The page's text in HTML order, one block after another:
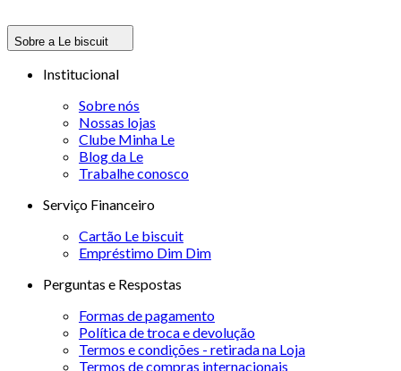
Sobre a Le biscuit
Institucional
Sobre nós
Nossas lojas
Clube Minha Le
Blog da Le
Trabalhe conosco
Serviço Financeiro
Cartão Le biscuit
Empréstimo Dim Dim
Perguntas e Respostas
Formas de pagamento
Política de troca e devolução
Termos e condições - retirada na Loja
Termos de compras internacionais